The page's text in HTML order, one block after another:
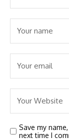
Save my
next time I